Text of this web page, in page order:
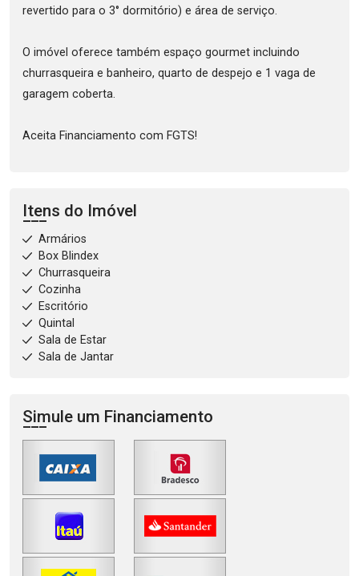
revertido para o 3° dormitório) e área de serviço.
O imóvel oferece também espaço gourmet incluindo
churrasqueira e banheiro, quarto de despejo e 1 vaga de
garagem coberta.
Aceita Financiamento com FGTS!
Itens do Imóvel
Armários
Box Blindex
Churrasqueira
Cozinha
Escritório
Quintal
Sala de Estar
Sala de Jantar
Simule um Financiamento